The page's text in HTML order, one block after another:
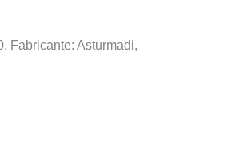
Fabricante: Asturmadi,